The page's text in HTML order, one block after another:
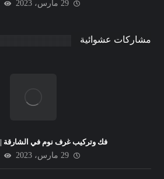
29 مارس، 2023
مشاركات عشوائية
فك وتركيب غرف نوم في الشارقة |0564421019
29 مارس، 2023